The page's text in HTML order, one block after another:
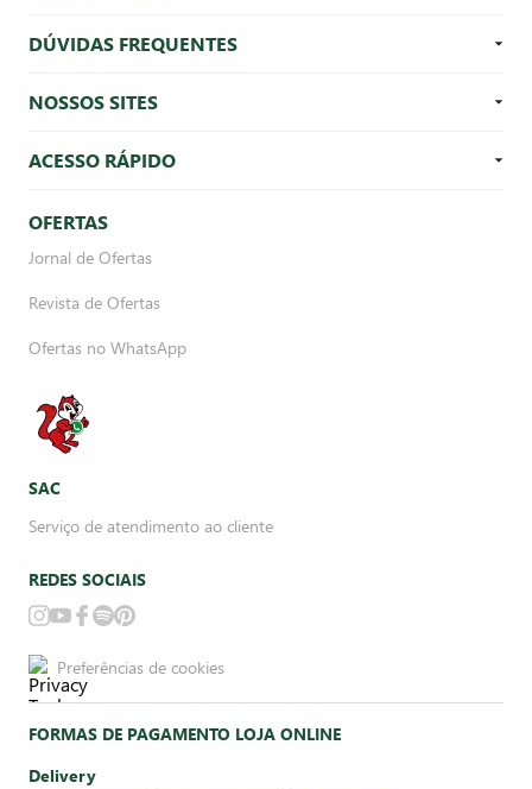
DÚVIDAS FREQUENTES
NOSSOS SITES
ACESSO RÁPIDO
OFERTAS
Jornal de Ofertas
Revista de Ofertas
Ofertas no WhatsApp
SAC
Serviço de atendimento ao cliente
REDES SOCIAIS
Preferências de cookies
FORMAS DE PAGAMENTO LOJA ONLINE
Delivery